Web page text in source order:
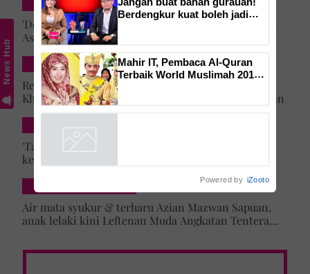
INSPIRASI
'Doa umi, abi sentiasa mengiringi' -Impian Ustazah
Asma' 25 tahun lalu tercapai, anak lelaki daftar
masuk Universiti Malaya
DUNIA
Rezeki lepas menyamar jadi pramugari Batik Air,
Khairun Nisya ditawar latihan akademi penerbangan
'Tak lihat diri saya artis lagi' – Jehan Miskin kongsi
kenapa pilih ‘hilang’ dari dunia lakonan, cerita
Air mata syukur & terharu Azian Mazwan Sapuan,
anak lelaki kini Leftenan Muda Angkatan Tentera
News Hub
Berdengkur kuat boleh jadi
Mahir IT, Pembaca Al-Quran
Terbaik World Muslimah 2013,
Powered by iZooto